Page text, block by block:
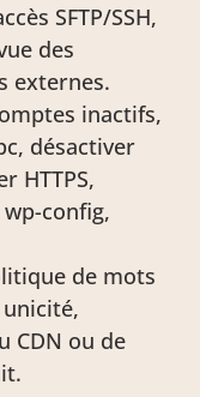
SFTP/SSH,
des
externes.
inactifs,
désactiver
HTTPS,
config,
de mots
CDN ou de